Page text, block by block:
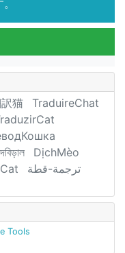
猫
TraduireChat
DịchMèo
ترجمة-قطة
Tools